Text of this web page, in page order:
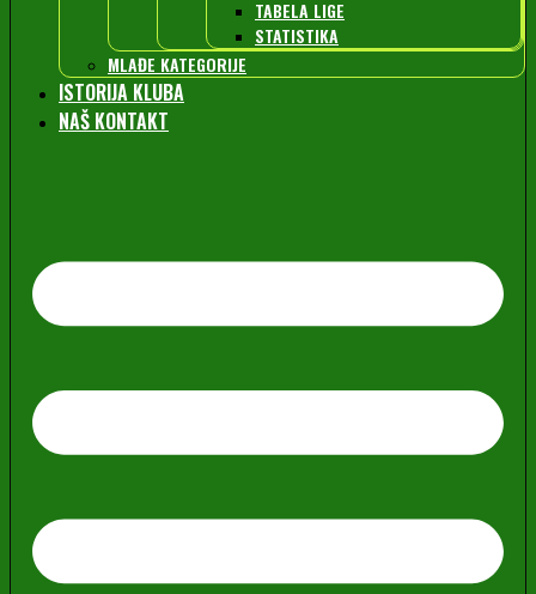
TABELA LIGE
STATISTIKA
MLAĐE KATEGORIJE
ISTORIJA KLUBA
NAŠ KONTAKT